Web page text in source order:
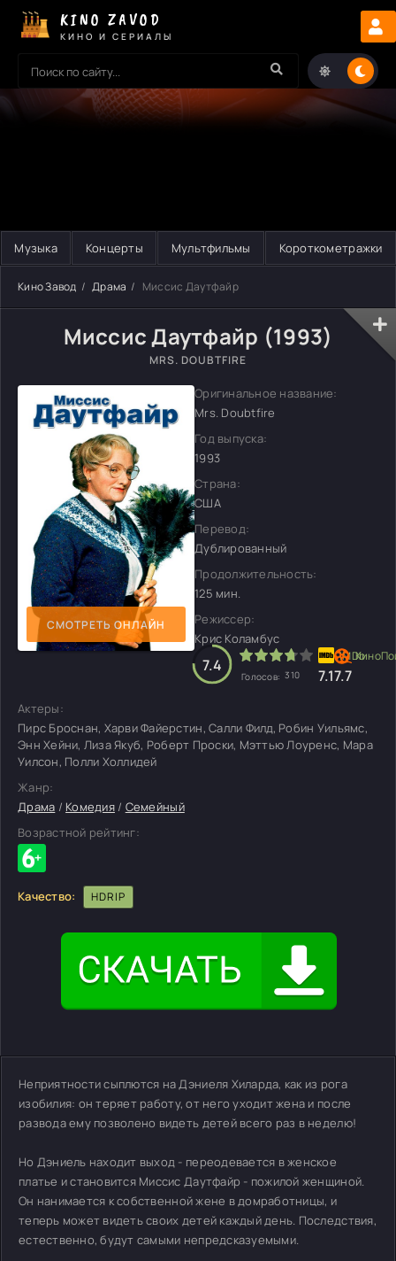
KINO ZAVOD
КИНО И СЕРИАЛЫ
Музыка Концерты Мультфильмы Короткометражки
Кино Завод Драма Миссис Даутфайр
Миссис Даутфайр (1993)
MRS. DOUBTFIRE
СМОТРЕТЬ ОНЛАЙН
Оригинальное название:
Mrs. Doubtfire
Год выпуска:
1993
Страна:
США
Перевод:
Дублированный
Продолжительность:
125 мин.
Режиссер:
Крис Коламбус
7.4
Голосов: 310 7.17.7
Актеры:
Пирс Броснан, Харви Файерстин, Салли Филд, Робин Уильямс,
Энн Хейни, Лиза Якуб, Роберт Проски, Мэттью Лоуренс, Мара
Уилсон, Полли Холлидей
Жанр:
Драма / Комедия/ Семейный
Возрастной рейтинг:
Качество: HDRIP
Неприятности сыплются на Дэниеля Хиларда, как из рога
изобилия: он теряет работу, от него уходит жена и после
развода ему позволено видеть детей всего раз в неделю!
Но Дэниель находит выход - переодевается в женское
платье и становится Миссис Даутфайр - пожилой женщиной.
Он нанимается к собственной жене в домработницы, и
теперь может видеть своих детей каждый день. Последствия,
естественно, будут самыми непредсказуемыми.